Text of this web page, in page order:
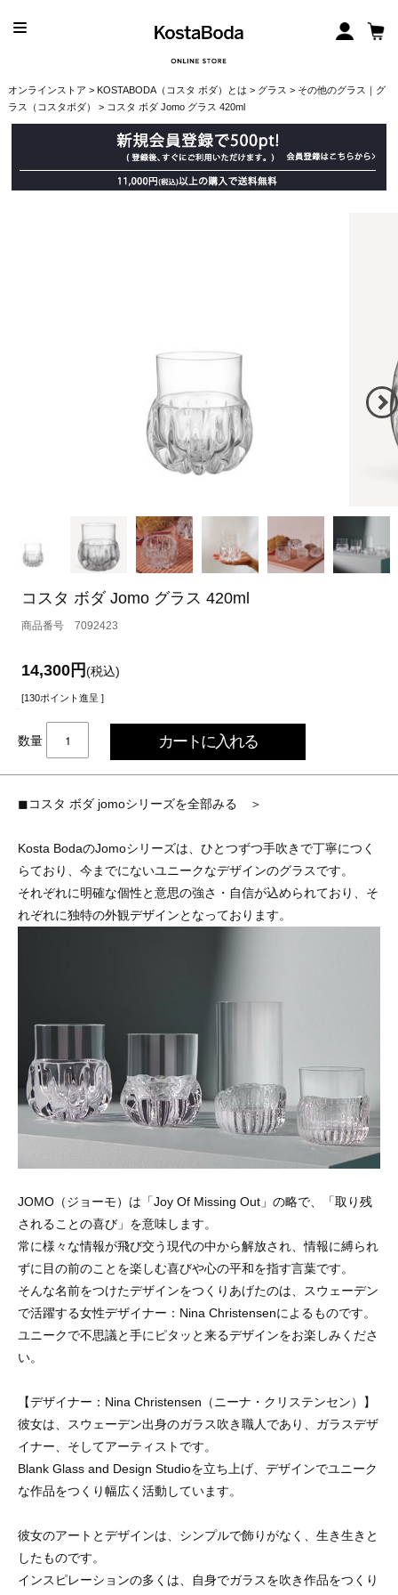
オンラインストア > KOSTABODA（コスタ ボダ）とは > グラス > その他のグラス｜グ
ラス（コスタボダ）
> コスタ ボダ Jomo グラス 420ml
コスタ ボダ Jomo グラス 420ml
7092423
14,300円(税込)
[130ポイント進呈 ]
数量
◼︎コスタ ボダ jomoシリーズを全部みる ＞
Kosta BodaのJomoシリーズは、ひとつずつ手吹きで丁寧につく
らており、今までにないユニークなデザインのグラスです。
それぞれに明確な個性と意思の強さ・自信が込められており、そ
れぞれに独特の外観デザインとなっております。
JOMO（ジョーモ）は「Joy Of Missing Out」の略で、「取り残
されることの喜び」を意味します。
常に様々な情報が飛び交う現代の中から解放され、情報に縛られ
ずに目の前のことを楽しむ喜びや心の平和を指す言葉です。
そんな名前をつけたデザインをつくりあげたのは、スウェーデン
で活躍する女性デザイナー：Nina Christensenによるものです。
ユニークで不思議と手にピタッと来るデザインをお楽しみくださ
い。
【デザイナー：Nina Christensen（ニーナ・クリステンセン）】
彼女は、スウェーデン出身のガラス吹き職人であり、ガラスデザ
イナー、そしてアーティストです。
Blank Glass and Design Studioを立ち上げ、デザインでユニーク
な作品をつくり幅広く活動しています。
彼女のアートとデザインは、シンプルで飾りがなく、生き生きと
したものです。
インスピレーションの多くは、自身でガラスを吹き作品をつくり